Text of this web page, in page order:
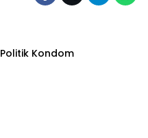
Politik Kondom